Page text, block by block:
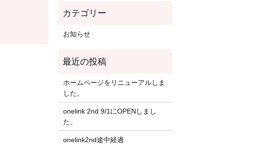
お知らせ
ホームページをリニューアルしま
した。
onelink 2nd 9/1にOPENしまし
た。
onelink2nd途中経過